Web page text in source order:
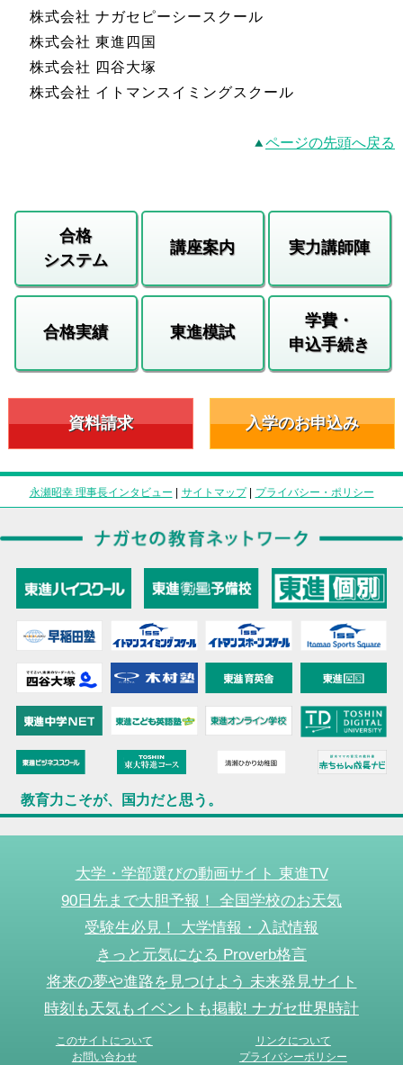
株式会社 ナガセピーシースクール
株式会社 東進四国
株式会社 四谷大塚
株式会社 イトマンスイミングスクール
ページの先頭へ戻る
合格
システム
講座案内 実力講師陣
合格実績 東進模試
学費・
申込手続き
資料請求 入学のお申込み
永瀬昭幸 理事長インタビュー サイトマップ| プライバシー・ポリシー
教育力こそが、国力だと思う。
大学・学部選びの動画サイト 東進TV
90日先まで大胆予報！ 全国学校のお天気
受験生必見！ 大学情報・入試情報
きっと元気になる Proverb格言
将来の夢や進路を見つけよう 未来発見サイト
時刻も天気もイベントも掲載! ナガセ世界時計
このサイトについて
リンクについて
お問い合わせ
プライバシーポリシー